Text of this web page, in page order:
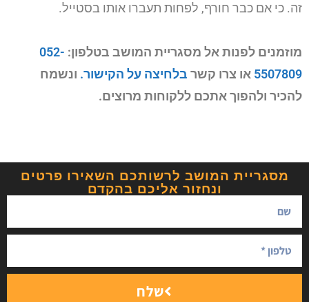
זה. כי אם כבר חורף, לפחות תעברו אותו בסטייל.
מוזמנים לפנות אל מסגריית המושב בטלפון: 052-
5507809 או צרו קשר בלחיצה על הקישור. ונשמח
להכיר ולהפוך אתכם ללקוחות מרוצים.
מסגריית המושב לרשותכם השאירו פרטים
ונחזור אליכם בהקדם
שלח